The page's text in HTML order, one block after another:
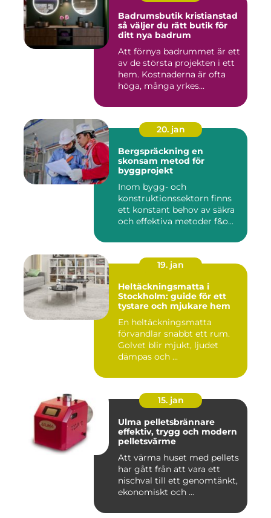
Badrumsbutik kristianstad
så väljer du rätt butik för
ditt nya badrum
Att förnya badrummet är ett
av de största projekten i ett
hem. Kostnaderna är ofta
höga, många yrkes...
20. jan
Bergspräckning en
skonsam metod för
byggprojekt
Inom bygg- och
konstruktionssektorn finns
ett konstant behov av säkra
och effektiva metoder f&o...
19. jan
Heltäckningsmatta i
Stockholm: guide för ett
tystare och mjukare hem
En heltäckningsmatta
förvandlar snabbt ett rum.
Golvet blir mjukt, ljudet
dämpas och ...
15. jan
Ulma pelletsbrännare
effektiv, trygg och modern
pelletsvärme
Att värma huset med pellets
har gått från att vara ett
nischval till ett genomtänkt,
ekonomiskt och ...